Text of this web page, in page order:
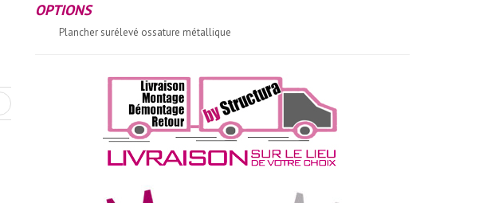
OPTIONS
Plancher surélevé ossature métallique